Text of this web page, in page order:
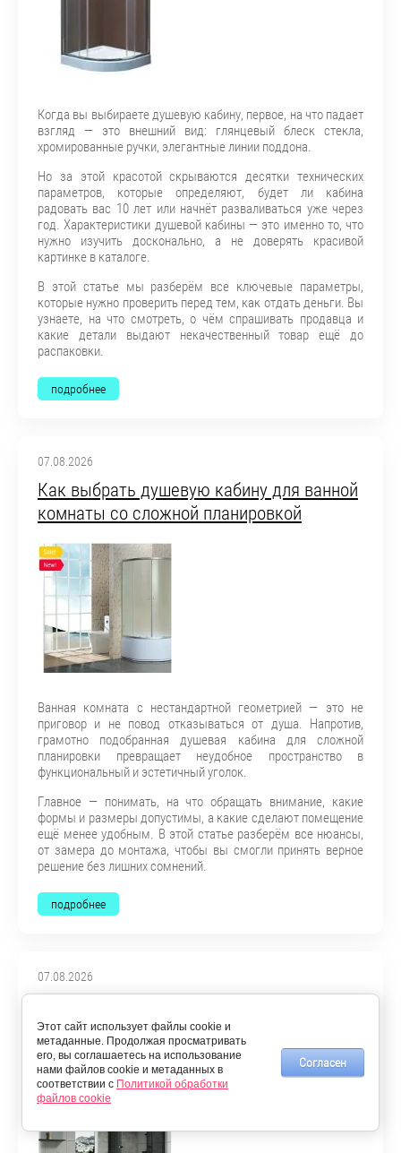
Когда вы выбираете душевую кабину, первое, на что падает
взгляд — это внешний вид: глянцевый блеск стекла,
хромированные ручки, элегантные линии поддона.
Но за этой красотой скрываются десятки технических
параметров, которые определяют, будет ли кабина
радовать вас 10 лет или начнёт разваливаться уже через
год. Характеристики душевой кабины — это именно то, что
нужно изучить досконально, а не доверять красивой
картинке в каталоге.
В этой статье мы разберём все ключевые параметры,
которые нужно проверить перед тем, как отдать деньги. Вы
узнаете, на что смотреть, о чём спрашивать продавца и
какие детали выдают некачественный товар ещё до
распаковки.
подробнее
07.08.2026
Как выбрать душевую кабину для ванной
комнаты со сложной планировкой
Ванная комната с нестандартной геометрией — это не
приговор и не повод отказываться от душа. Напротив,
грамотно подобранная душевая кабина для сложной
планировки превращает неудобное пространство в
функциональный и эстетичный уголок.
Главное — понимать, на что обращать внимание, какие
формы и размеры допустимы, а какие сделают помещение
ещё менее удобным. В этой статье разберём все нюансы,
от замера до монтажа, чтобы вы смогли принять верное
решение без лишних сомнений.
подробнее
07.08.2026
качественную фурнитуру для душевой
кабины
Этот сайт использует файлы cookie и
метаданные. Продолжая просматривать
его, вы соглашаетесь на использование
нами файлов cookie и метаданных в
соответствии с Политикой обработки
файлов cookie
Согласен